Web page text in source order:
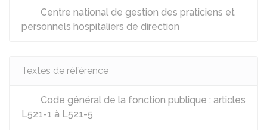
Centre national de gestion des praticiens et
personnels hospitaliers de direction
Textes de référence
Code général de la fonction publique : articles
L521-1 à L521-5